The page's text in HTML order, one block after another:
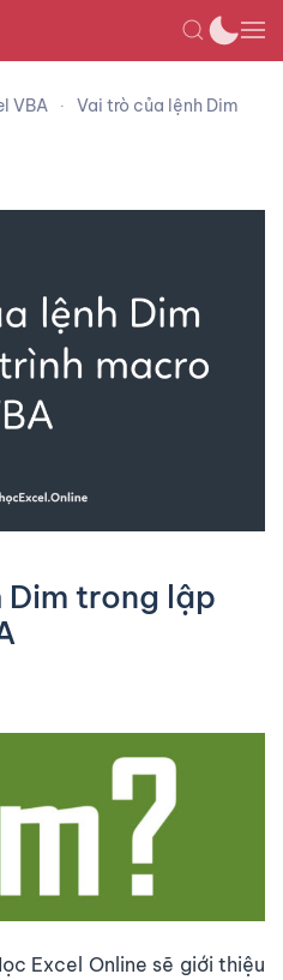
VBA
Vai trò của lệnh Dim
trong lập
Excel Online sẽ giới thiệu